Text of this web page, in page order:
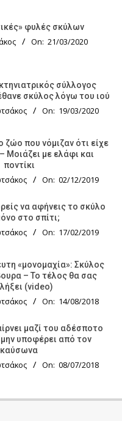
φυλές σκύλων
On: 21/03/2020
σύλλογος
σκύλος λόγω του ιού
On: 19/03/2020
ζώο που νόμιζαν ότι είχε
Μοιάζει με ελάφι και
ποντίκι
On: 02/12/2019
να αφήνεις το σκύλο
στο σπίτι;
On: 17/02/2019
«μονομαχία»: Σκύλος
– Το τέλος θα σας
(video)
On: 14/08/2018
μαζί του αδέσποτο
υποφέρει από τον
καύσωνα
On: 08/07/2018